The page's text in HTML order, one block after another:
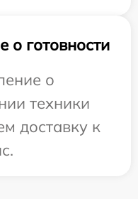
готовности
о
техники
доставку к